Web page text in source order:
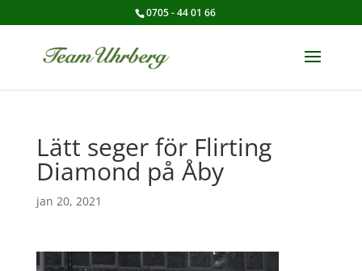
0705 - 44 01 66
Lätt seger för Flirting
Diamond på Åby
jan 20, 2021